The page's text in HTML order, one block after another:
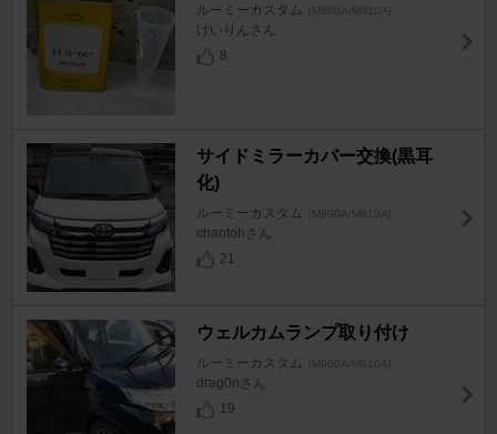
ルーミーカスタム [M900A/M910A]
けいりんさん
8
サイドミラーカバー交換(黒耳
化)
ルーミーカスタム [M900A/M910A]
chantohさん
21
ウェルカムランプ取り付け
ルーミーカスタム [M900A/M910A]
drag0nさん
19